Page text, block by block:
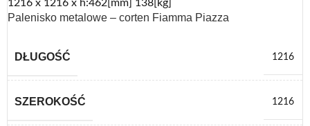
1216 x 1216 x h:462[mm] 138[kg]
Palenisko metalowe – corten Fiamma Piazza
DŁUGOŚĆ 1216
SZEROKOŚĆ 1216